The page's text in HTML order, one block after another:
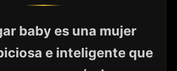
baby es una mujer
e inteligente que